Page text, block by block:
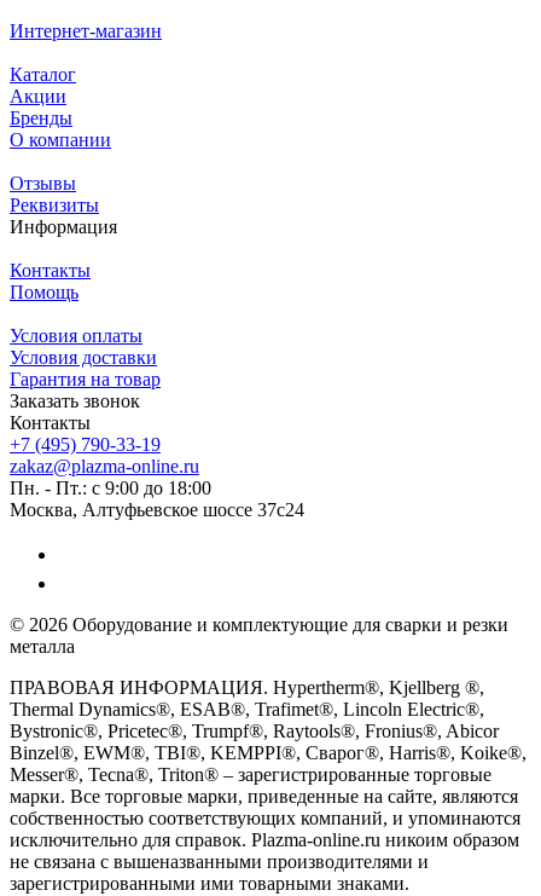
Интернет-магазин
Каталог
Акции
Бренды
О компании
Отзывы
Реквизиты
Информация
Контакты
Помощь
Условия оплаты
Условия доставки
Гарантия на товар
Заказать звонок
Контакты
+7 (495) 790-33-19
zakaz@plazma-online.ru
Пн. - Пт.: с 9:00 до 18:00
Москва, Алтуфьевское шоссе 37с24
© 2026 Оборудование и комплектующие для сварки и резки
металла
ПРАВОВАЯ ИНФОРМАЦИЯ. Hypertherm®, Kjellberg ®,
Thermal Dynamics®, ESAB®, Trafimet®, Lincoln Electric®,
Bystronic®, Pricetec®, Trumpf®, Raytools®, Fronius®, Abicor
Binzel®, EWM®, TBI®, KEMPPI®, Сварог®, Harris®, Koike®,
Messer®, Tecna®, Triton® – зарегистрированные торговые
марки. Все торговые марки, приведенные на сайте, являются
собственностью соответствующих компаний, и упоминаются
исключительно для справок. Plazma-online.ru никоим образом
не связана с вышеназванными производителями и
зарегистрированными ими товарными знаками.